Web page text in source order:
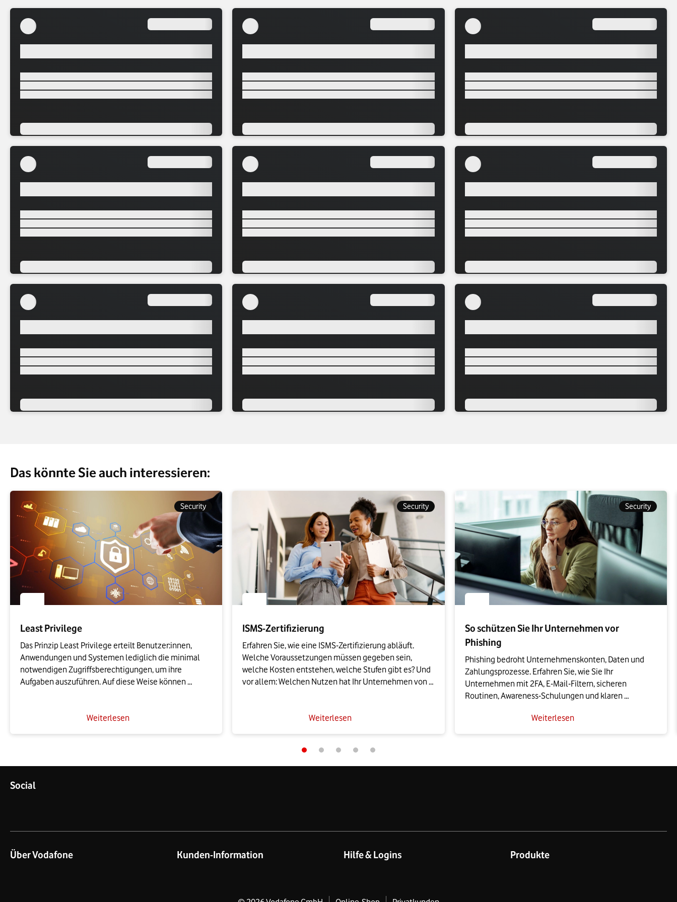
Das könnte Sie auch interessieren:
Security
Least Privilege
Das Prinzip Least Privilege erteilt Benutzer:innen,
Anwendungen und Systemen lediglich die minimal
notwendigen Zugriffsberechtigungen, um ihre
Aufgaben auszuführen. Auf diese Weise können
Weiterlesen
Security
ISMS-Zertifizierung
Erfahren Sie, wie eine ISMS-Zertifizierung abläuft.
Welche Voraussetzungen müssen gegeben sein,
welche Kosten entstehen, welche Stufen gibt es? Und
vor allem: Welchen Nutzen hat Ihr Unternehmen von
Weiterlesen
Security
So schützen Sie Ihr Unternehmen vor
Phishing
Phishing bedroht Unternehmenskonten, Daten und
Zahlungsprozesse. Erfahren Sie, wie Sie Ihr
Unternehmen mit 2FA, E-Mail-Filtern, sicheren
Routinen, Awareness-Schulungen und klaren
Angriffs schützen – und Ihre Firma so effektiv
absichern.
Weiterlesen
Social
Über Vodafone Kunden-Information Hilfe & Logins Produkte